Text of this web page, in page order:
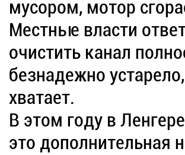
мусором, мотор
Местные власти
очистить канал
безнадежно
хватает.
В этом году в
это дополнительная